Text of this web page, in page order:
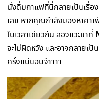
นั่งดื่มกาแฟที่นี่กลายเป็นเรื่อ
เลย หากคุณกำลังมองหาคาเ
ในเวลาเดียวกัน ลองแวะมาที่
จะไม่ผิดหวัง และอาจกลายเ
ครั้งแน่นอนจ้าาาา